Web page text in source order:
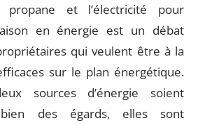
et l’électricité pour
en énergie est un débat
qui veulent être à la
sur le plan énergétique.
sources d’énergie soient
des égards, elles sont